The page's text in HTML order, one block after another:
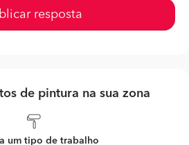
resposta
de pintura na sua zona
um tipo de trabalho